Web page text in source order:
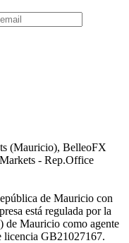
(Mauricio), BelleoFX
- Rep.Office
de Mauricio con
está regulada por la
de Mauricio como agente
licencia GB21027167.